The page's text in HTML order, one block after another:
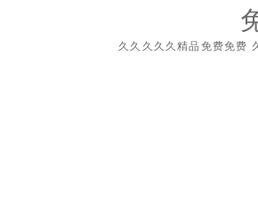
久久久久久精品免费免费